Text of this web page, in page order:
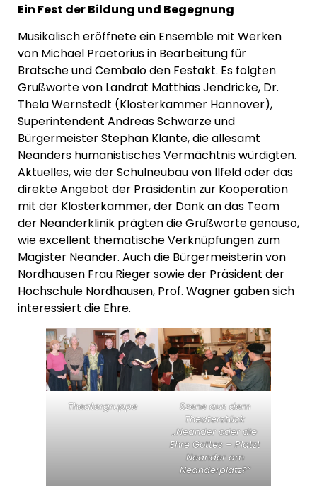
Ein Fest der Bildung und Begegnung
Musikalisch eröffnete ein Ensemble mit Werken
von Michael Praetorius in Bearbeitung für
Bratsche und Cembalo den Festakt. Es folgten
Grußworte von Landrat Matthias Jendricke, Dr.
Thela Wernstedt (Klosterkammer Hannover),
Superintendent Andreas Schwarze und
Bürgermeister Stephan Klante, die allesamt
Neanders humanistisches Vermächtnis würdigten.
Aktuelles, wie der Schulneubau von Ilfeld oder das
direkte Angebot der Präsidentin zur Kooperation
mit der Klosterkammer, der Dank an das Team
der Neanderklinik prägten die Grußworte genauso,
wie excellent thematische Verknüpfungen zum
Magister Neander. Auch die Bürgermeisterin von
Nordhausen Frau Rieger sowie der Präsident der
Hochschule Nordhausen, Prof. Wagner gaben sich
interessiert die Ehre.
Theatergruppe
Szene aus dem
Theaterstück
„Neander oder die
Ehre Gottes – Platzt
Neander am
Neanderplatz?“